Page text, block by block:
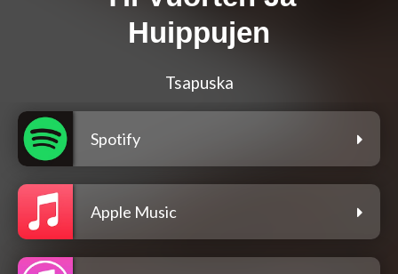
Huippujen
Tsapuska
Spotify
Apple Music